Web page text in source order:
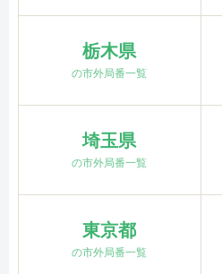
栃木県
の市外局番一覧
埼玉県
の市外局番一覧
東京都
の市外局番一覧